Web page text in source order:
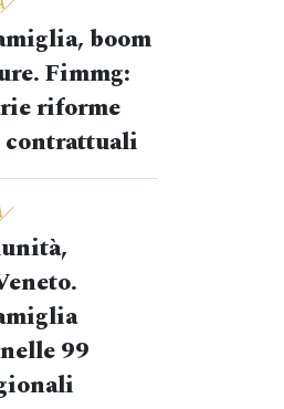
boom
Fimmg:
riforme
contrattuali
99